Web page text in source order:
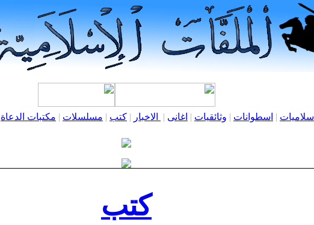
اسلاميات | اسطوانات | وثائقيات | اغانى | الاخبار | كتب | مسلسلات | مكتبات الدعاة
كتب